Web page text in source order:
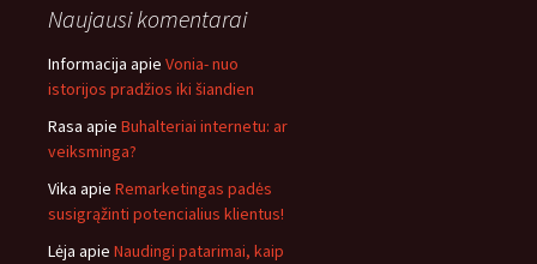
Naujausi komentarai
Informacija apie Vonia- nuo
istorijos pradžios iki šiandien
Rasa apie Buhalteriai internetu: ar
veiksminga?
Vika apie Remarketingas padės
susigrąžinti potencialius klientus!
Lėja apie Naudingi patarimai, kaip